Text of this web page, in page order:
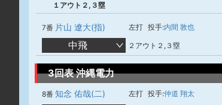
１アウト２,３塁
7番 片山 遼大(指) 左打 投手:内間 敦也
中飛 ２アウト２,３塁
3回表 沖縄電力
8番 知念 佑哉(二) 左打 投手:仲道 翔太